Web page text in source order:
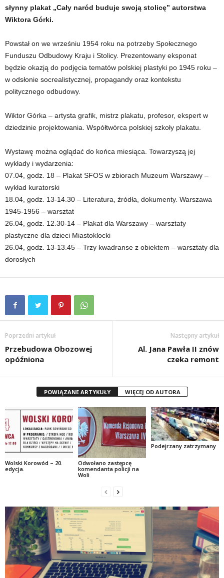
słynny plakat „Cały naród buduje swoją stolicę” autorstwa
Wiktora Górki.
Powstał on we wrześniu 1954 roku na potrzeby Społecznego
Funduszu Odbudowy Kraju i Stolicy. Prezentowany eksponat
będzie okazją do podjęcia tematów polskiej plastyki po 1945 roku –
w odsłonie socrealistycznej, propagandy oraz kontekstu
politycznego odbudowy.
Wiktor Górka – artysta grafik, mistrz plakatu, profesor, ekspert w
dziedzinie projektowania. Współtwórca polskiej szkoły plakatu.
Wystawę można oglądać do końca miesiąca. Towarzyszą jej
wykłady i wydarzenia:
07.04, godz. 18 – Plakat SFOS w zbiorach Muzeum Warszawy –
wykład kuratorski
18.04, godz. 13-14.30 – Literatura, źródła, dokumenty. Warszawa
1945-1956 – warsztat
26.04, godz. 12.30-14 – Plakat dla Warszawy – warsztaty
plastyczne dla dzieci Miastoklocki
26.04, godz. 13-13.45 – Trzy kwadranse z obiektem – warsztaty dla
dorosłych
Poprzedni artykuł
Przebudowa Obozowej
opóźniona
Następny artykuł
Al. Jana Pawła II znów
czeka remont
POWIĄZANE ARTYKUŁY WIĘCEJ OD AUTORA
Wolski Korowód – 20.
edycja.
Odwołano zastępcę
komendanta policji na
Woli
Podejrzany zatrzymany